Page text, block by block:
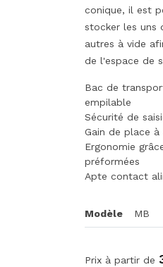
conique, il est
stocker les uns
autres à vide
de l'espace de
Bac de
empilable
Sécurité de
Gain de place à
Ergonomie
préformées
Apte contact
Modèle MB
Prix à partir de